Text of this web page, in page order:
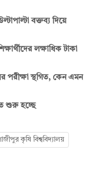
বক্তব্য দিয়ে
লক্ষাধিক টাকা
পরীক্ষা স্থগিত, কেন এমন
শুরু হচ্ছে
কৃষি বিশ্ববিদ্যালয়